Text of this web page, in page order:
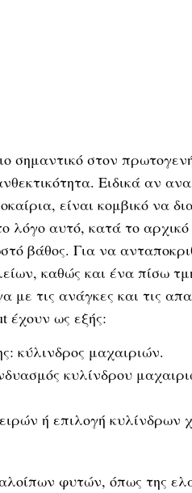
σημαντικό στον
Ειδικά αν
είναι κομβικό να
λόγο αυτό, κατά το
βάθος. Για να
καθώς και ένα πίσω
τις ανάγκες και τις
έχουν ως εξής:
κύλινδρος μαχαιριών.
κυλίνδρου
ή επιλογή κυλίνδρων
φυτών, όπως της